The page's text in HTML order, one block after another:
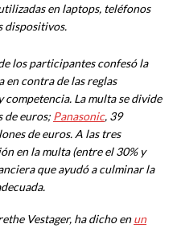
en laptops, teléfonos
dispositivos.
los participantes confesó la
en contra de las reglas
competencia. La multa se divide
de euros; Panasonic, 39
de euros. A las tres
en la multa (entre el 30% y
que ayudó a culminar la
Vestager, ha dicho enun